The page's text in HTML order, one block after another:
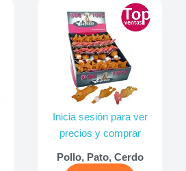
Inicia sesión para ver
precios y comprar
Pollo, Pato, Cerdo